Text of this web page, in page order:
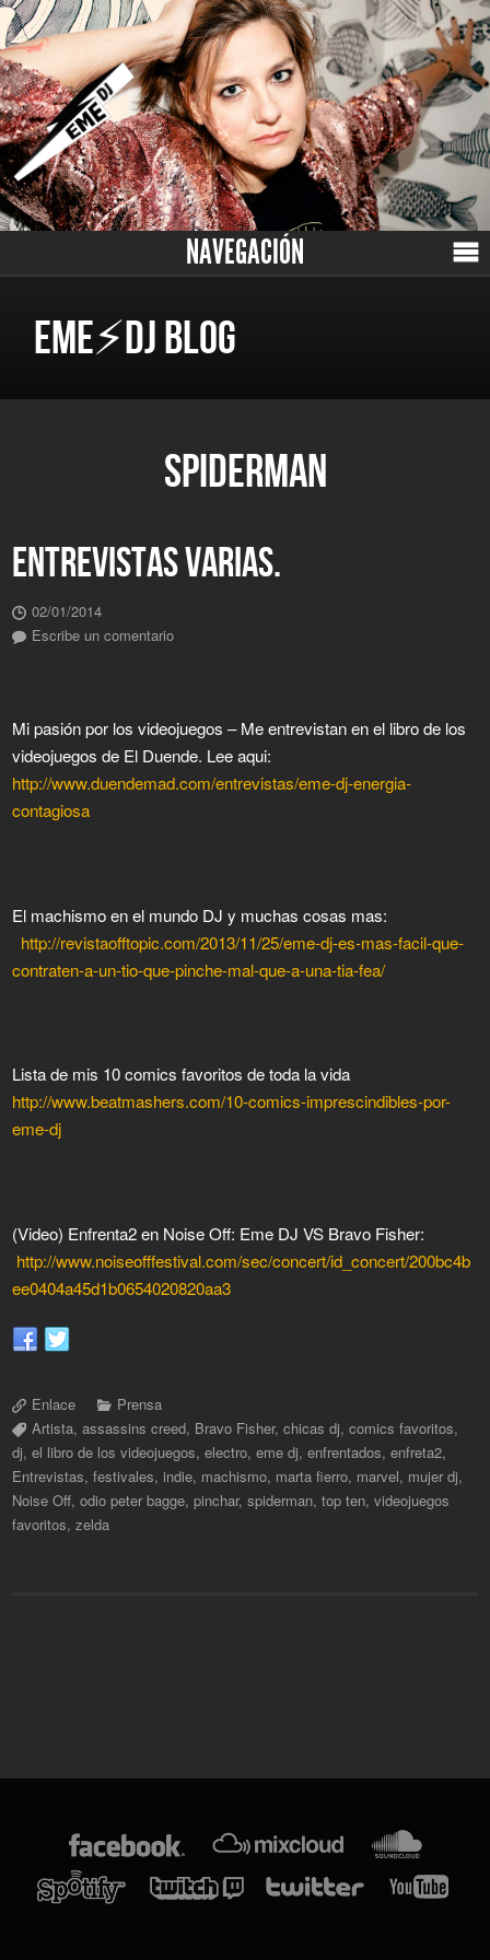
NAVEGACIÓN
EME⚡DJ BLOG
SPIDERMAN
ENTREVISTAS VARIAS.
02/01/2014
Escribe un comentario
Mi pasión por los videojuegos – Me entrevistan en el libro de los
videojuegos de El Duende. Lee aqui:
http://www.duendemad.com/entrevistas/eme-dj-energia-
contagiosa
El machismo en el mundo DJ y muchas cosas mas:
http://revistaofftopic.com/2013/11/25/eme-dj-es-mas-facil-que-
contraten-a-un-tio-que-pinche-mal-que-a-una-tia-fea/
Lista de mis 10 comics favoritos de toda la vida
http://www.beatmashers.com/10-comics-imprescindibles-por-
eme-dj
(Video) Enfrenta2 en Noise Off: Eme DJ VS Bravo Fisher:
http://www.noiseofffestival.com/sec/concert/id_concert/200bc4b
ee0404a45d1b0654020820aa3
Enlace
Prensa
Artista,assassins creed, Bravo Fisher,chicas dj,comics favoritos,
dj,el libro de los videojuegos,electro,eme dj,enfrentados,enfreta2,
Entrevistas,festivales,indie, machismo, marta fierro, marvel, mujer dj,
Noise Off,odio peter bagge,pinchar,spiderman,top ten,videojuegos
favoritos,zelda